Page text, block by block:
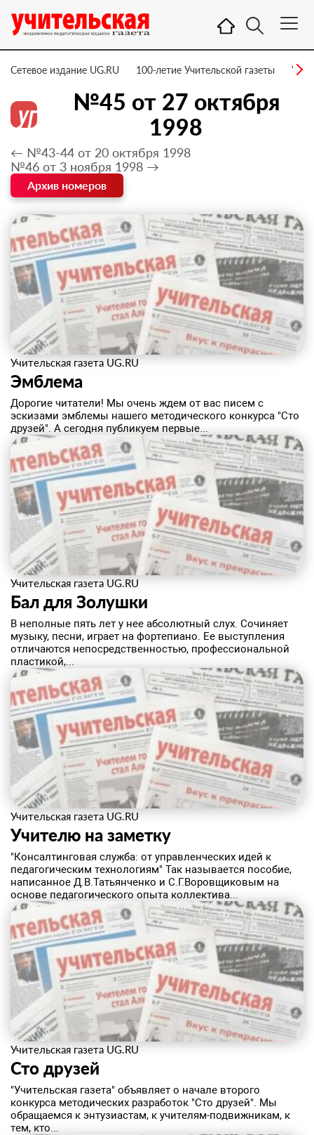
Сетевое издание UG.RU 100-летие Учительской газеты УГ –
№45 от 27 октября
1998
← №43-44 от 20 октября 1998
№46 от 3 ноября 1998 →
Архив номеров
Учительская газета UG.RU
Эмблема
Дорогие читатели! Мы очень ждем от вас писем с
эскизами эмблемы нашего методического конкурса "Сто
друзей". А сегодня публикуем первые...
Учительская газета UG.RU
Бал для Золушки
B неполные пять лет у нее абсолютный слух. Сочиняет
музыку, песни, играет на фортепиано. Ее выступления
отличаются непосредственностью, профессиональной
пластикой,...
Учительская газета UG.RU
Учителю на заметку
"Консалтинговая служба: от управленческих идей к
педагогическим технологиям" Так называется пособие,
написанное Д.В.Татьянченко и С.Г.Воровщиковым на
основе педагогического опыта коллектива...
Учительская газета UG.RU
Сто друзей
"Учительская газета" объявляет о начале второго
конкурса методических разработок "Сто друзей". Мы
обращаемся к энтузиастам, к учителям-подвижникам, к
тем, кто...